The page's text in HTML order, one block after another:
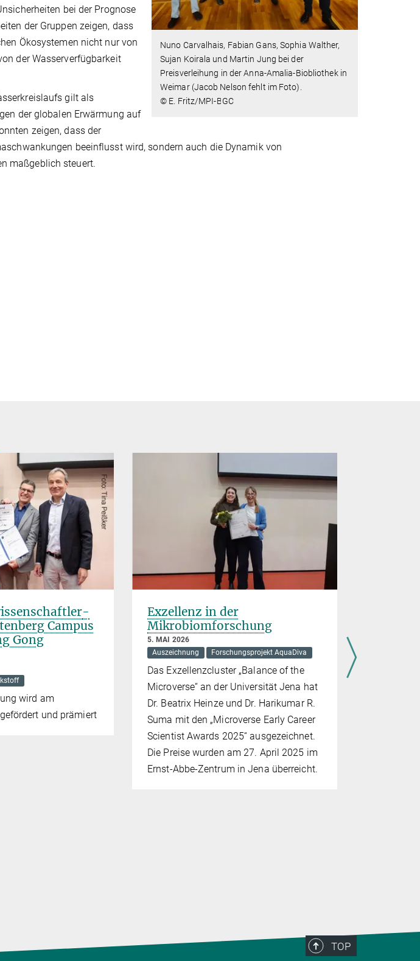
Nuno Carvalhais, Fabian Gans, Sophia Walther,
Sujan Koirala und Martin Jung bei der
Preisverleihung in der Anna-Amalia-Biobliothek in
Weimar (Jacob Nelson fehlt im Foto).
© E. Fritz/MPI-BGC
bei der Prognose
der Gruppen zeigen, dass
Ökosystemen nicht nur von
der Wasserverfügbarkeit
gilt als
der globalen Erwärmung auf
zeigen, dass der
beeinflusst wird, sondern auch die Dynamik von
maßgeblich steuert.
Campus
Gong
wird am
und prämiert
Exzellenz in der
Mikrobiomforschung
5. MAI 2026
Auszeichnung
Forschungsprojekt AquaDiva
Das Exzellenzcluster „Balance of the
Microverse“ an der Universität Jena hat
Dr. Beatrix Heinze und Dr. Harikumar R.
Suma mit den „Microverse Early Career
Scientist Awards 2025“ ausgezeichnet.
Die Preise wurden am 27. April 2025 im
Ernst-Abbe-Zentrum in Jena überreicht.
TOP